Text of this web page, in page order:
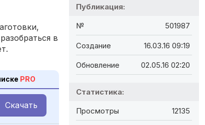
в
PRO
Скачать
Публикация:
№ 501987
Создание 16.03.16 09:19
Обновление 02.05.16 02:20
Статистика:
Просмотры 12135